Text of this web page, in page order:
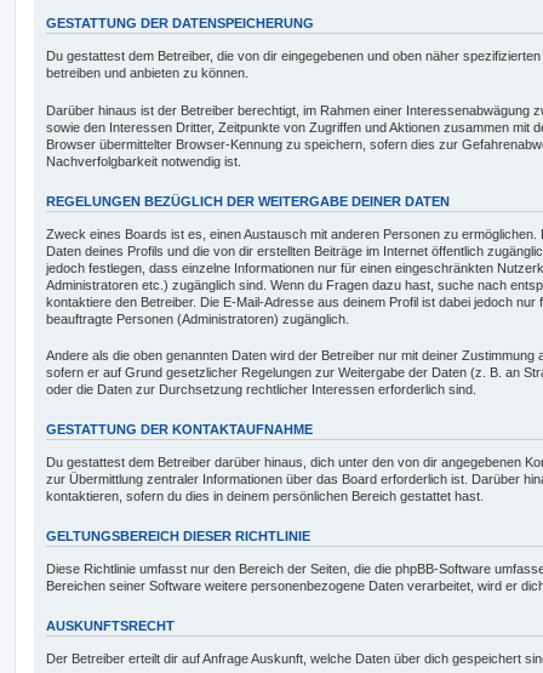
GESTATTUNG DER DATENSPEICHERUNG
Du gestattest dem Betreiber, die von dir eingegebenen und oben näher
betreiben und anbieten zu können.
Darüber hinaus ist der Betreiber berechtigt, im Rahmen einer Interessenabwägung
sowie den Interessen Dritter, Zeitpunkte von Zugriffen und Aktionen zusammen mit
Browser übermittelter Browser-Kennung zu speichern, sofern dies zur
Nachverfolgbarkeit notwendig ist.
REGELUNGEN BEZÜGLICH DER WEITERGABE DEINER DATEN
Zweck eines Boards ist es, einen Austausch mit anderen Personen zu
Daten deines Profils und die von dir erstellten Beiträge im Internet öffentlich
jedoch festlegen, dass einzelne Informationen nur für einen eingeschränkten
Administratoren etc.) zugänglich sind. Wenn du Fragen dazu hast, suche nach
kontaktiere den Betreiber. Die E-Mail-Adresse aus deinem Profil ist dabei jedoch nur
beauftragte Personen (Administratoren) zugänglich.
Andere als die oben genannten Daten wird der Betreiber nur mit deiner Zustimmung
sofern er auf Grund gesetzlicher Regelungen zur Weitergabe der Daten (z. B. an
oder die Daten zur Durchsetzung rechtlicher Interessen erforderlich sind.
GESTATTUNG DER KONTAKTAUFNAHME
Du gestattest dem Betreiber darüber hinaus, dich unter den von dir angegebenen
zur Übermittlung zentraler Informationen über das Board erforderlich ist. Darüber
kontaktieren, sofern du dies in deinem persönlichen Bereich gestattet hast.
GELTUNGSBEREICH DIESER RICHTLINIE
Diese Richtlinie umfasst nur den Bereich der Seiten, die die phpBB-Software
Bereichen seiner Software weitere personenbezogene Daten verarbeitet, wird er
AUSKUNFTSRECHT
Der Betreiber erteilt dir auf Anfrage Auskunft, welche Daten über dich gespeichert